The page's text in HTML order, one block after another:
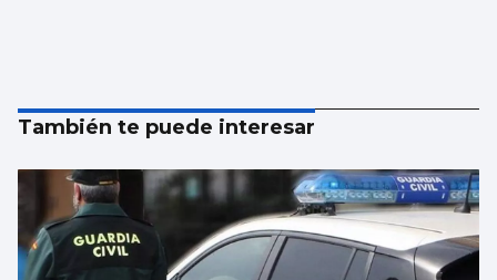
También te puede interesar